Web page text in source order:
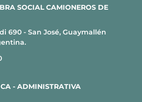
SOCIAL CAMIONEROS DE
690 - San José, Guaymallén
- ADMINISTRATIVA